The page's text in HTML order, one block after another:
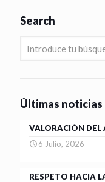
Search
Últimas noticias
VALORACIÓN DEL
6 Julio, 2026
RESPETO HACIA